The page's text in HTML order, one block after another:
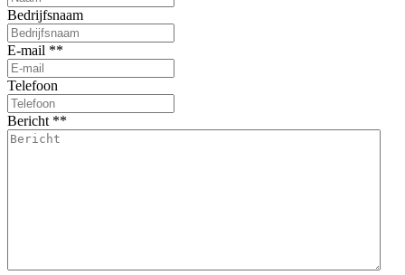
Bedrijfsnaam
E-mail **
Telefoon
Bericht **